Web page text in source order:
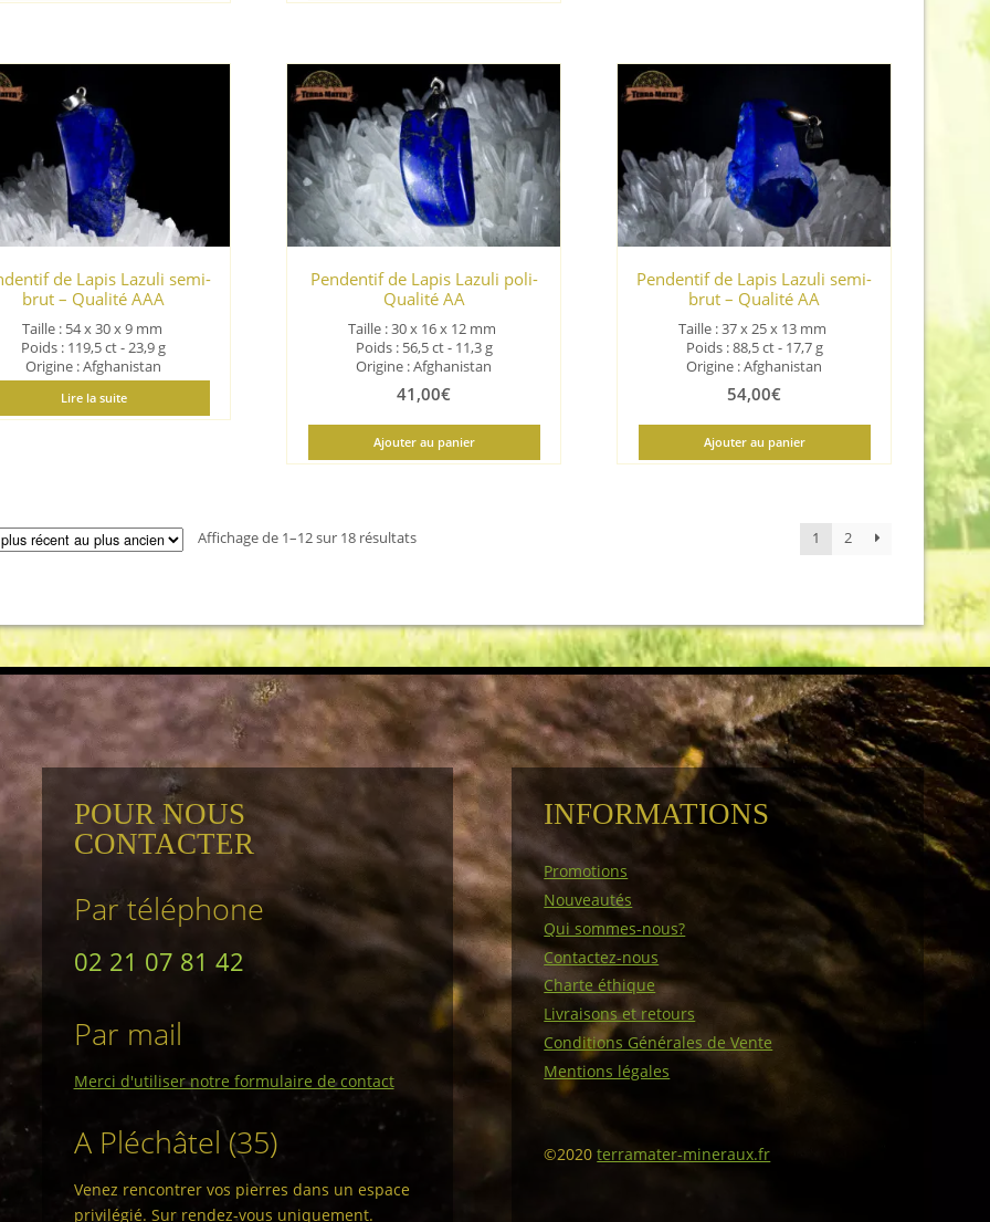
de Lapis Lazuli semi-
brut – Qualité AAA
Taille : 54 x 30 x 9mm
Poids : 119,5 ct - 23,9 g
Origine : Afghanistan
Lire la suite
Pendentif de Lapis Lazuli poli-
Qualité AA
Taille : 30 x 16 x 12 mm
Poids : 56,5 ct - 11,3 g
Origine : Afghanistan
41,00€
Ajouter au panier
Pendentif de Lapis Lazuli semi-
brut – Qualité AA
Taille : 37 x 25 x 13 mm
Poids : 88,5 ct - 17,7 g
Origine : Afghanistan
54,00€
Ajouter au panier
Affichage de 1–12 sur 18 résultatsTrié
au
plus
ancien
1 2
POUR NOUS
CONTACTER
Par téléphone
02 21 07 81 42
Par mail
Merci d'utiliser notre formulaire de contact
A Pléchâtel (35)
Venez rencontrer vos pierres dans un espace
privilégié. Sur rendez-vous uniquement.
INFORMATIONS
Promotions
Nouveautés
Qui sommes-nous?
Contactez-nous
Charte éthique
Livraisons et retours
Conditions Générales de Vente
Mentions légales
©2020terramater-mineraux.fr